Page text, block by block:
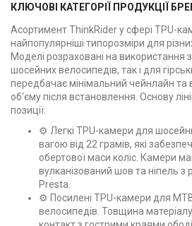
КЛЮЧОВІ КАТЕГОРІЇ ПРОДУКЦІЇ
Асортимент ThinkRider у сфері TPU-
найпопулярніші типорозміри для
Моделі розраховані на використання
шосейних велосипедів, так і для
передбачає мінімальний чейнлайн та
об'єму після встановлення. Основу
позиції:
⚙️ Легкі TPU-камери для
вагою від 22 грамів, які
обертової маси коліс. Камери
вулканізований шов та ніпель з
Presta.
⚙️ Посилені TPU-камери для
велосипедів. Товщина